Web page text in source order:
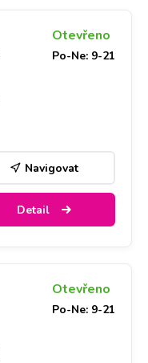
Otevřeno
Po-Ne: 9-21
Navigovat
Detail
Otevřeno
Po-Ne: 9-21